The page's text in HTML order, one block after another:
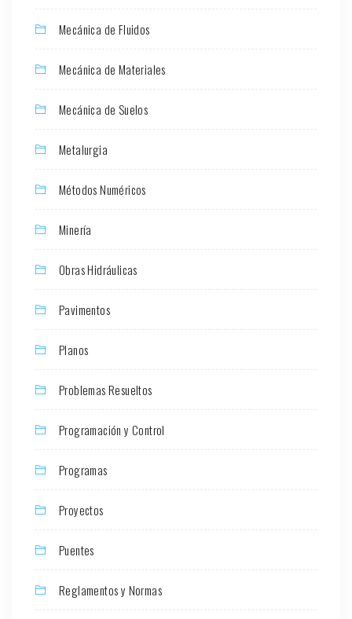
Mecánica de Fluidos
Mecánica de Materiales
Mecánica de Suelos
Metalurgia
Métodos Numéricos
Minería
Obras Hidráulicas
Pavimentos
Planos
Problemas Resueltos
Programación y Control
Programas
Proyectos
Puentes
Reglamentos y Normas